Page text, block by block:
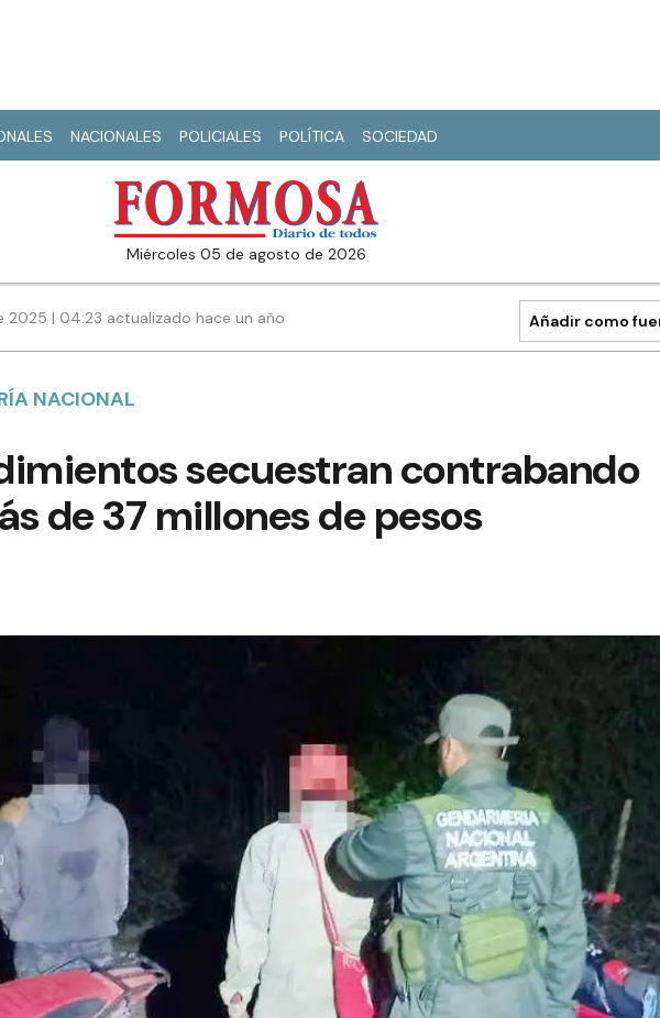
NACIONALES POLICIALES POLÍTICA SOCIEDAD
miércoles 05 de agosto de 2026
2025 | 04:23 actualizado hace un año Añadir como
NACIONAL
secuestran contrabando
de 37 millones de pesos